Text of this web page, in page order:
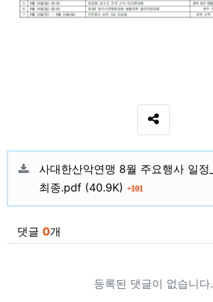
SNS 공유
관련자료
사대한산악연맹 8월 주요행사 일정_
최종.pdf 파일크기
(40.9K) 101
댓글 0개
등록된 댓글이 없습니다.